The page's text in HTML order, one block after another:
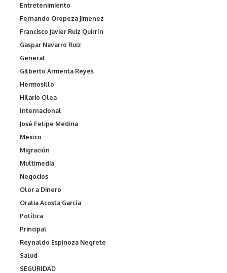
Entretenimiento
Fernando Oropeza Jimenez
Francisco Javier Ruiz Quirrín
Gaspar Navarro Ruiz
General
Gilberto Armenta Reyes
Hermosillo
Hilario Olea
Internacional
José Felipe Medina
Mexico
Migración
Multimedia
Negocios
Olor a Dinero
Oralia Acosta García
Política
Principal
Reynaldo Espinoza Negrete
Salud
SEGURIDAD